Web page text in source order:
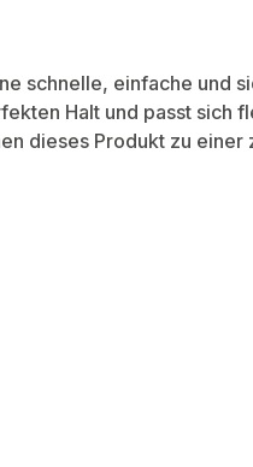
schnelle, einfache und
Halt und passt sich
dieses Produkt zu